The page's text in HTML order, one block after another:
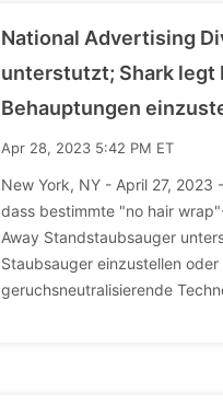
National Advertising
unterstutzt; Shark legt
Behauptungen
Apr 28, 2023 5:42 PM ET
New York, NY - April 27, 2023
dass bestimmte "no hair
Away Standstaubsauger
Staubsauger einzustellen
geruchsneutralisierende